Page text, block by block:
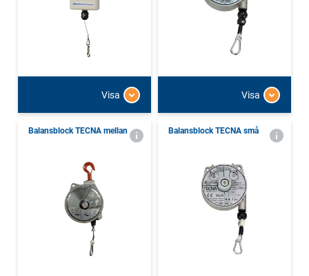
Visa Visa
Balansblock TECNA mellan Balansblock TECNA små